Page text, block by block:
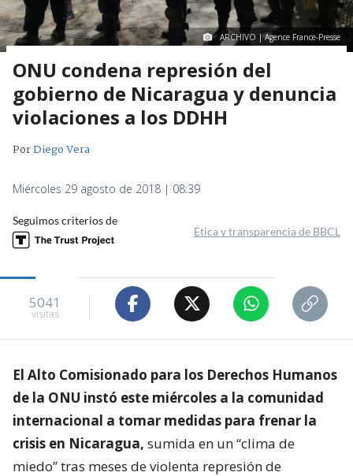
ARCHIVO | Agence France-Presse
ONU condena represión del
gobierno de Nicaragua y denuncia
violaciones a los DDHH
PorDiego Vera
Miércoles 29 agosto de 2018 | 08:39
Seguimos criterios de
Ética y transparencia de BBCL
5041
visitas
El Alto Comisionado para los Derechos Humanos
de la ONU instó este miércoles a la comunidad
internacional a tomar medidas para frenar la
crisis en Nicaragua, sumida en un “clima de
miedo” tras meses de violenta represión de